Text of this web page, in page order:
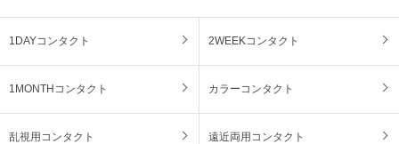
1DAYコンタクト 2WEEKコンタクト
1MONTHコンタクト カラーコンタクト
乱視用コンタクト 遠近両用コンタクト